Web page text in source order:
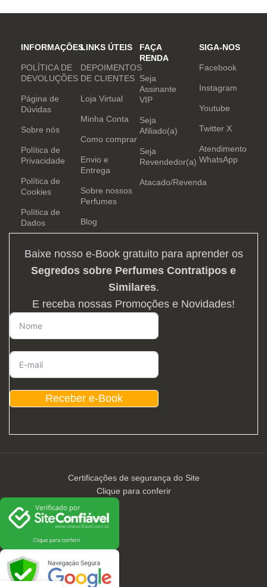
INFORMAÇÕES
POLÍTICA DE
DEVOLUÇÕES
Página de
Dúvidas
Sobre nós
Política de
Privacidade
Política de
Cookies
Política de
Dados
LINKS ÚTEIS
DEPOIMENTOS
DE CLIENTES
Loja Virtual
Minha Conta
Como comprar
Envio e
Entrega
Sobre nossos
Perfumes
Blog
FAÇA
RENDA
Seja
Assinante
VIP
Seja
Afiliado(a)
Seja
Revendedor(a)
Atacado/Revenda
SIGA-NOS
Facebook
Instagram
Youtube
Twitter X
Atendimento
WhatsApp
Baixe nosso e-Book gratuito para aprender os
Segredos sobre Perfumes Contratipos e
Similares.
E receba nossas Promoções e Novidades!
Receber e-Book
Certificações de segurança do Site
Clique para conferir